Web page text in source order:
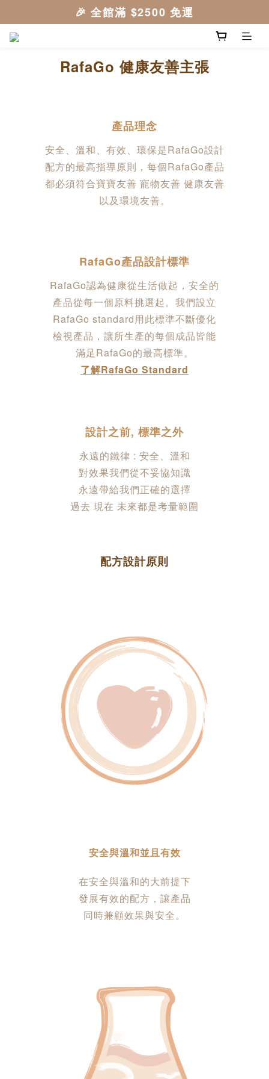
RafaGo 健康友善主張
產品理念
安全、溫和、有效、環保是RafaGo設計
配方的最高指導原則，每個RafaGo產品
都必須符合寶寶友善 寵物友善 健康友善
以及環境友善。
RafaGo產品設計標準
RafaGo認為健康從生活做起，安全的
產品從每一個原料挑選起。我們設立
RafaGo standard用此標準不斷優化
檢視產品，讓所生產的每個成品皆能
滿足RafaGo的最高標準。
了解RafaGo Standard
設計之前, 標準之外
永遠的鐵律 : 安全、溫和
對效果我們從不妥協​知識
永遠帶給我們正確的選擇
過去 現在 未來都是考量範圍
配方設計原則
安全與溫和並且有效
在安全與溫和的大前提下
發展有效的配方，讓產品
同時兼顧效果與安全。